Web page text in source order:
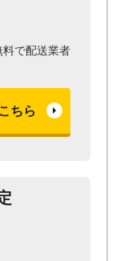
料で配送業者
ちら